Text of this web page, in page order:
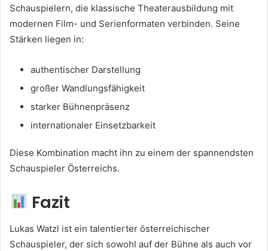
Schauspielern, die klassische Theaterausbildung mit
modernen Film- und Serienformaten verbinden. Seine
Stärken liegen in:
authentischer Darstellung
großer Wandlungsfähigkeit
starker Bühnenpräsenz
internationaler Einsetzbarkeit
Diese Kombination macht ihn zu einem der spannendsten
Schauspieler Österreichs.
Fazit
Lukas Watzl ist ein talentierter österreichischer
Schauspieler, der sich sowohl auf der Bühne als auch vor